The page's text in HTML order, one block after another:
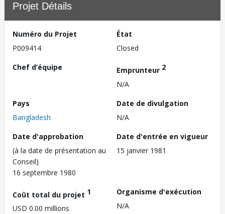
Projet Détails
Numéro du Projet
P009414
État
Closed
Chef d’équipe
Emprunteur 2
N/A
Pays
Bangladesh
Date de divulgation
N/A
Date d'approbation
(à la date de présentation au
Conseil)
16 septembre 1980
Date d'entrée en vigueur
15 janvier 1981
Coût total du projet 1
USD 0.00 millions
Organisme d'exécution
N/A